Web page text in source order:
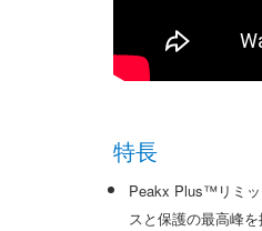
特長
Peakx Plus™リミッ
スと保護の最高峰